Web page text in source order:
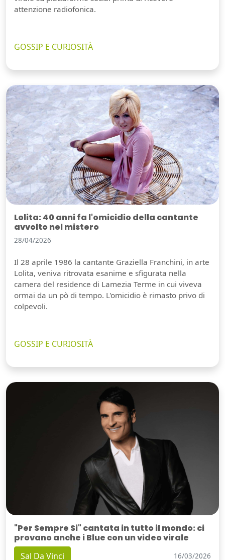
attenzione radiofonica.
GOSSIP E CURIOSITÀ
Lolita: 40 anni fa l'omicidio della cantante
avvolto nel mistero
28/04/2026
Il 28 aprile 1986 la cantante Graziella Franchini, in arte
Lolita, veniva ritrovata esanime e sfigurata nella
camera del residence di Lamezia Terme in cui viveva
ormai da un pò di tempo. L'omicidio è rimasto privo di
colpevoli.
GOSSIP E CURIOSITÀ
"Per Sempre Si" cantata in tutto il mondo: ci
provano anche i Blue con un video virale
Sal Da Vinci 16/03/2026